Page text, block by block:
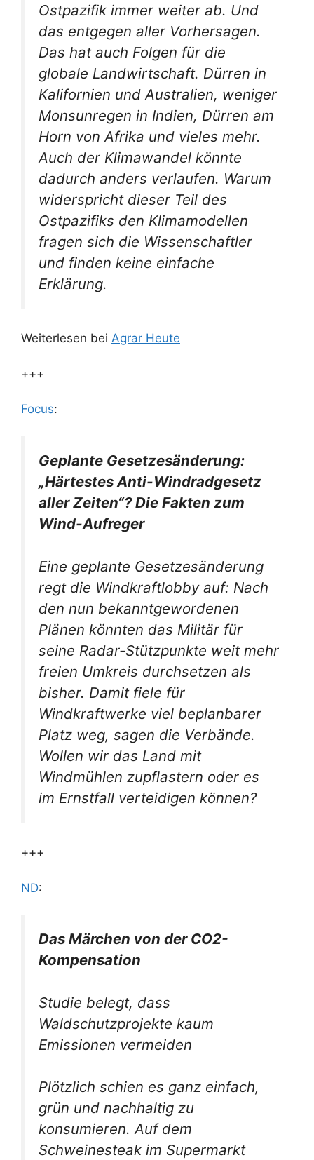
Ostpazifik immer weiter ab. Und
das entgegen aller Vorhersagen.
Das hat auch Folgen für die
globale Landwirtschaft. Dürren in
Kalifornien und Australien, weniger
Monsunregen in Indien, Dürren am
Horn von Afrika und vieles mehr.
Auch der Klimawandel könnte
dadurch anders verlaufen. Warum
widerspricht dieser Teil des
Ostpazifiks den Klimamodellen
fragen sich die Wissenschaftler
und finden keine einfache
Erklärung.
Weiterlesen bei Agrar Heute
+++
Focus:
Geplante Gesetzesänderung:
„Härtestes Anti-Windradgesetz
aller Zeiten“? Die Fakten zum
Wind-Aufreger
Eine geplante Gesetzesänderung
regt die Windkraftlobby auf: Nach
den nun bekanntgewordenen
Plänen könnten das Militär für
seine Radar-Stützpunkte weit mehr
freien Umkreis durchsetzen als
bisher. Damit fiele für
Windkraftwerke viel beplanbarer
Platz weg, sagen die Verbände.
Wollen wir das Land mit
Windmühlen zupflastern oder es
im Ernstfall verteidigen können?
+++
ND:
Das Märchen von der CO2-
Kompensation
Studie belegt, dass
Waldschutzprojekte kaum
Emissionen vermeiden
Plötzlich schien es ganz einfach,
grün und nachhaltig zu
konsumieren. Auf dem
Schweinesteak im Supermarkt